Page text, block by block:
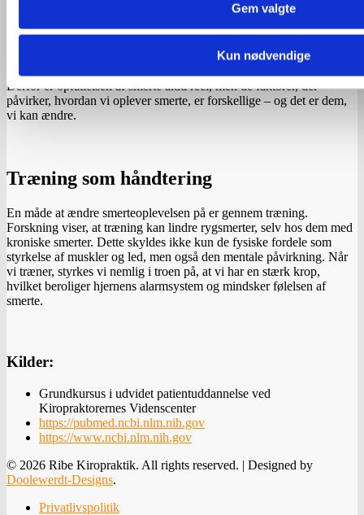
Gem valgte
Kun nødvendige
støtte fra dine kolleger, kan disse faktorer medvirke til, at din hjerne
overfortolke dine rygsmerter og opfatte dem som værre, end de er.
beskyttelsestrang, hvilket forstærker oplevelsen af smerte.
Derfor er opfattelsen af smerte altid reel, men de faktorer, der
påvirker, hvordan vi oplever smerte, er forskellige – og det er dem,
vi kan ændre.
Træning som håndtering
En måde at ændre smerteoplevelsen på er gennem træning.
Forskning viser, at træning kan lindre rygsmerter, selv hos dem med
kroniske smerter. Dette skyldes ikke kun de fysiske fordele som
styrkelse af muskler og led, men også den mentale påvirkning. Når
vi træner, styrkes vi nemlig i troen på, at vi har en stærk krop,
hvilket beroliger hjernens alarmsystem og mindsker følelsen af
smerte.
Kilder:
Grundkursus i udvidet patientuddannelse ved
Kiropraktorernes Videnscenter
https://pubmed.ncbi.nlm.nih.gov
https://www.ncbi.nlm.nih.gov
© 2026 Ribe Kiropraktik. All rights reserved. | Designed by
Doolewerdt-Designs.
Privatlivspolitik